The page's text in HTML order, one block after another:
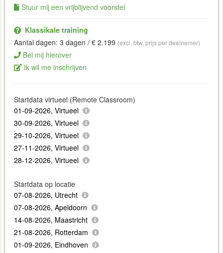
Stuur mij een vrijblijvend voorstel
Klassikale training
Aantal dagen: 3 dagen / € 2.199 (excl. btw, prijs per deelnemer)
Bel mij hierover
Ik wil me inschrijven
Startdata virtueel (Remote Classroom)
01-09-2026, Virtueel
30-09-2026, Virtueel
29-10-2026, Virtueel
27-11-2026, Virtueel
28-12-2026, Virtueel
Startdata op locatie
07-08-2026, Utrecht
07-08-2026, Apeldoorn
14-08-2026, Maastricht
21-08-2026, Rotterdam
01-09-2026, Eindhoven